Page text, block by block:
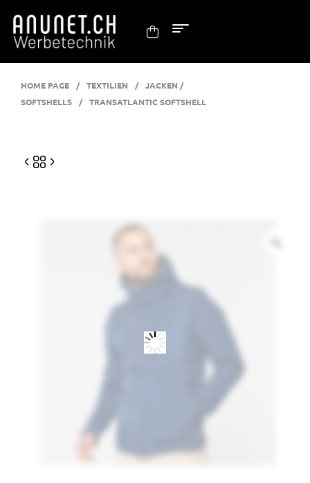
HOME PAGE / TEXTILIEN /
JACKEN /
SOFTSHELLS
/ TRANSATLANTIC SOFTSHELL